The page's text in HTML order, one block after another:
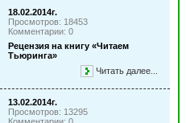
18.02.2014г.
Просмотров: 18453
Комментарии: 0
Рецензия на книгу «Читаем
Тьюринга»
Читать далее...
13.02.2014г.
Просмотров: 13295